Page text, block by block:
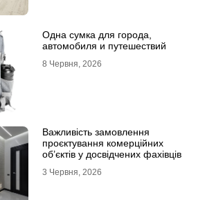
Одна сумка для города,
автомобиля и путешествий
8 Червня, 2026
Важливість замовлення
проєктування комерційних
об’єктів у досвідчених фахівців
3 Червня, 2026